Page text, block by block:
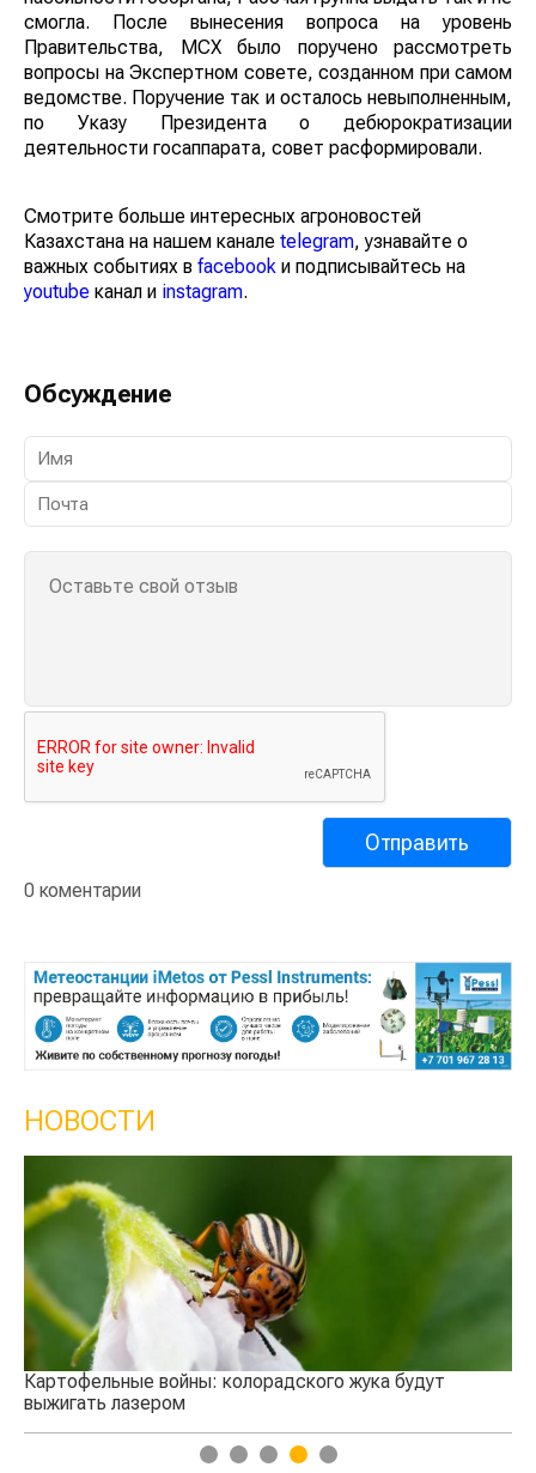
смогла. После вынесения вопроса на уровень
Правительства, МСХ было поручено рассмотреть
вопросы на Экспертном совете, созданном при самом
ведомстве. Поручение так и осталось невыполненным,
по Указу Президента о дебюрократизации
деятельности госаппарата, совет расформировали.
Смотрите больше интересных агроновостей
Казахстана на нашем канале telegram, узнавайте о
важных событиях в facebook и подписывайтесь на
youtube канал и instagram.
Обсуждение
0 коментарии
НОВОСТИ
Кыргызстан обошел Казахстан по темпам роста
сельского хозяйства
1 2 3 4 5